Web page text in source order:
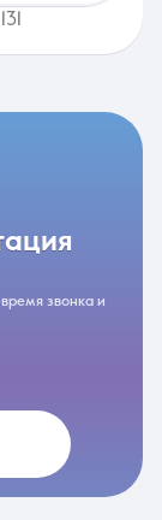
звонка и